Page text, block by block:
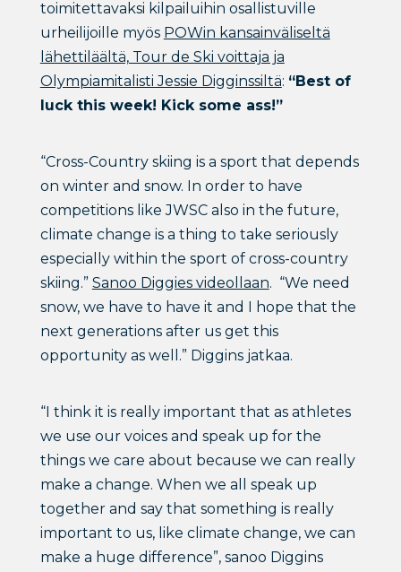
toimitettavaksi kilpailuihin osallistuville
urheilijoille myös POWin kansainväliseltä
lähettiläältä, Tour de Ski voittaja ja
Olympiamitalisti Jessie Digginssiltä: “Best of
luck this week! Kick some ass!”
“Cross-Country skiing is a sport that depends
on winter and snow. In order to have
competitions like JWSC also in the future,
climate change is a thing to take seriously
especially within the sport of cross-country
skiing.” Sanoo Diggies videollaan. “We need
snow, we have to have it and I hope that the
next generations after us get this
opportunity as well.” Diggins jatkaa.
“I think it is really important that as athletes
we use our voices and speak up for the
things we care about because we can really
make a change. When we all speak up
together and say that something is really
important to us, like climate change, we can
make a huge difference”, sanoo Diggins